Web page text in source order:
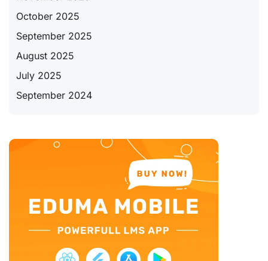
October 2025
September 2025
August 2025
July 2025
September 2024